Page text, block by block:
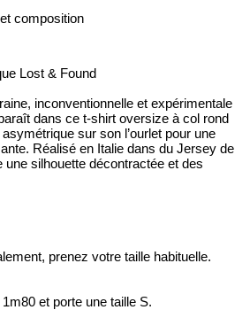
composition
Lost & Found
inconventionnelle et expérimentale
dans ce t-shirt oversize à col rond
sur son l’ourlet pour une
Réalisé en Italie dans du Jersey de
une silhouette décontractée et des
prenez votre taille habituelle.
et porte une taille S.